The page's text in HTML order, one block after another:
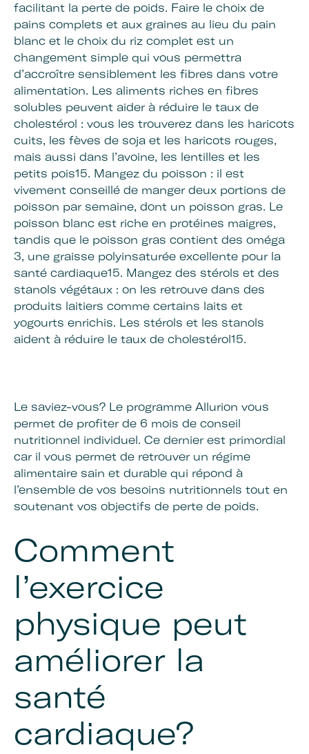
facilitant la perte de poids. Faire le choix de
pains complets et aux graines au lieu du pain
blanc et le choix du riz complet est un
changement simple qui vous permettra
d’accroître sensiblement les fibres dans votre
alimentation. Les aliments riches en fibres
solubles peuvent aider à réduire le taux de
cholestérol : vous les trouverez dans les haricots
cuits, les fèves de soja et les haricots rouges,
mais aussi dans l’avoine, les lentilles et les
petits pois15. Mangez du poisson : il est
vivement conseillé de manger deux portions de
poisson par semaine, dont un poisson gras. Le
poisson blanc est riche en protéines maigres,
tandis que le poisson gras contient des oméga
3, une graisse polyinsaturée excellente pour la
santé cardiaque15. Mangez des stérols et des
stanols végétaux : on les retrouve dans des
produits laitiers comme certains laits et
yogourts enrichis. Les stérols et les stanols
aident à réduire le taux de cholestérol15.
Le saviez-vous? Le programme Allurion vous
permet de profiter de 6 mois de conseil
nutritionnel individuel. Ce dernier est primordial
car il vous permet de retrouver un régime
alimentaire sain et durable qui répond à
l’ensemble de vos besoins nutritionnels tout en
soutenant vos objectifs de perte de poids.
Comment
l’exercice
physique peut
améliorer la
santé
cardiaque?